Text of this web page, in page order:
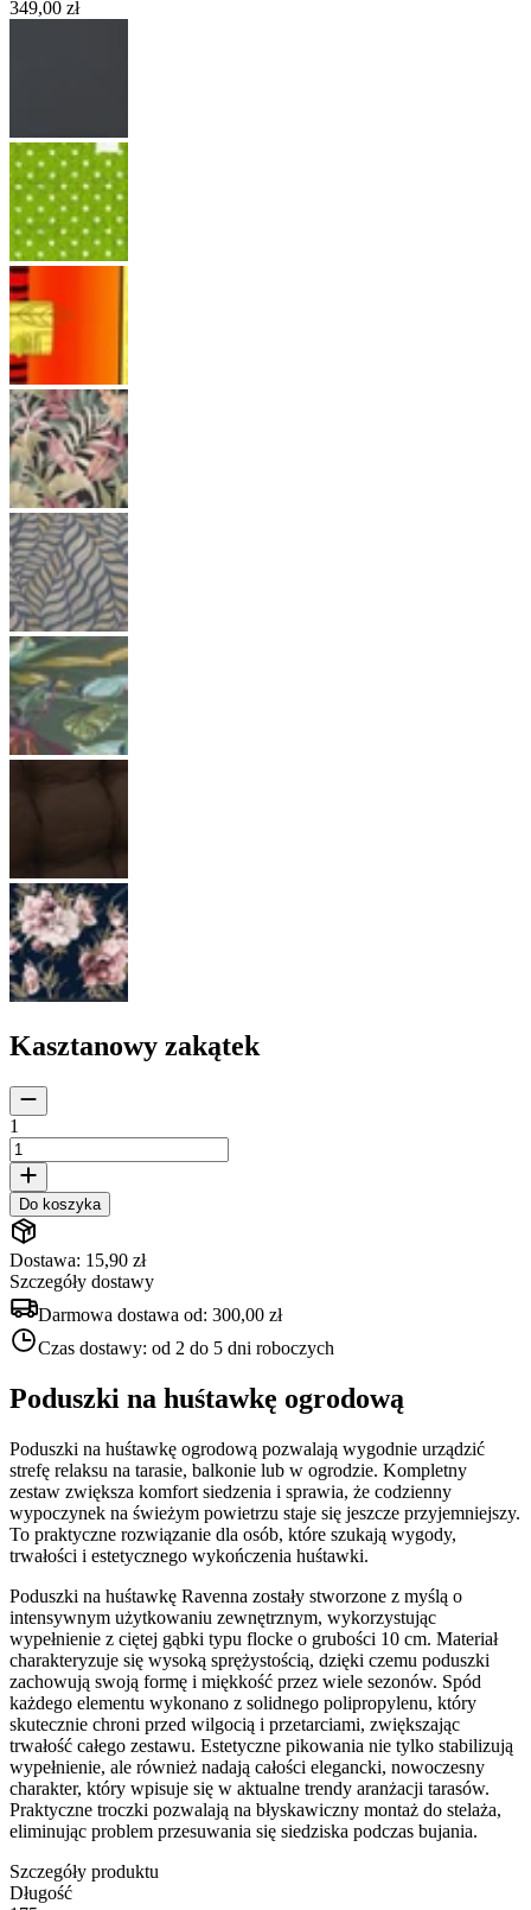
349,00 zł
Kasztanowy zakątek
1
Do koszyka
Dostawa: 15,90 zł
Szczegóły dostawy
Darmowa dostawa od: 300,00 zł
Czas dostawy: od 2 do 5 dni roboczych
Poduszki na huśtawkę ogrodową
Poduszki na huśtawkę ogrodową pozwalają wygodnie urządzić
strefę relaksu na tarasie, balkonie lub w ogrodzie. Kompletny
zestaw zwiększa komfort siedzenia i sprawia, że codzienny
wypoczynek na świeżym powietrzu staje się jeszcze przyjemniejszy.
To praktyczne rozwiązanie dla osób, które szukają wygody,
trwałości i estetycznego wykończenia huśtawki.
Poduszki na huśtawkę Ravenna zostały stworzone z myślą o
intensywnym użytkowaniu zewnętrznym, wykorzystując
wypełnienie z ciętej gąbki typu flocke o grubości 10 cm. Materiał
charakteryzuje się wysoką sprężystością, dzięki czemu poduszki
zachowują swoją formę i miękkość przez wiele sezonów. Spód
każdego elementu wykonano z solidnego polipropylenu, który
skutecznie chroni przed wilgocią i przetarciami, zwiększając
trwałość całego zestawu. Estetyczne pikowania nie tylko stabilizują
wypełnienie, ale również nadają całości elegancki, nowoczesny
charakter, który wpisuje się w aktualne trendy aranżacji tarasów.
Praktyczne troczki pozwalają na błyskawiczny montaż do stelaża,
eliminując problem przesuwania się siedziska podczas bujania.
Szczegóły produktu
Długość